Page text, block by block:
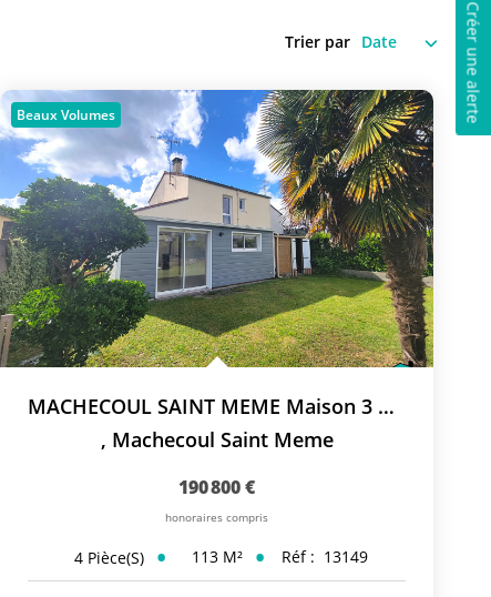
Créer une alerte
Trier par
Beaux Volumes
MACHECOUL SAINT MEME Maison 3 Chambres
, Machecoul Saint Meme
190 800 €
honoraires compris
4 Pièce(s) 113 M² Réf : 13149